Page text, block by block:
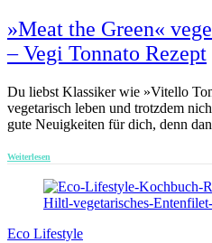
»Meat the Green«
– Vegi Tonnato Rezept
Du liebst Klassiker wie »Vitello
vegetarisch leben und trotzdem
gute Neuigkeiten für dich, denn
Weiterlesen
Eco Lifestyle